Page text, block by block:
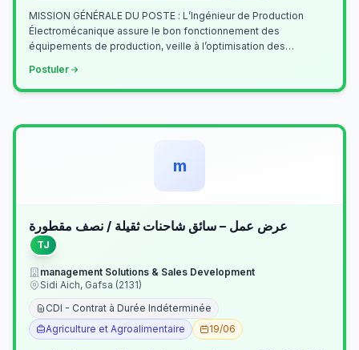
MISSION GÉNÉRALE DU POSTE : L’Ingénieur de Production
Électromécanique assure le bon fonctionnement des
équipements de production, veille à l’optimisation des
Postuler
m
عرض عمل – سائق شاحنات ثقيلة / نصف مقطورة
TJ
management Solutions & Sales Development
Sidi Aich, Gafsa (2131)
CDI - Contrat à Durée Indéterminée
Agriculture et Agroalimentaire
19/06